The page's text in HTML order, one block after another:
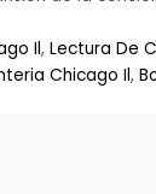
Il,Lectura De
Chicago Il,